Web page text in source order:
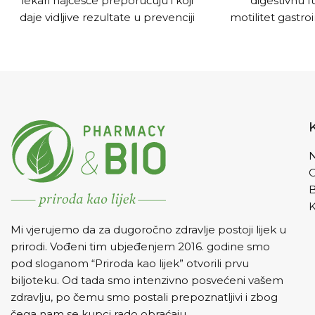
daje vidljive rezultate u prevenciji
motilitet
velikom
prije jela. Ne
Mi vjerujemo da za dugoročno zdravlje postoji lijek u
prirodi. Vođeni tim ubjeđenjem 2016. godine smo
pod sloganom “Priroda kao lijek” otvorili prvu
biljoteku. Od tada smo intenzivno posvećeni vašem
zdravlju, po čemu smo postali prepoznatljivi i zbog